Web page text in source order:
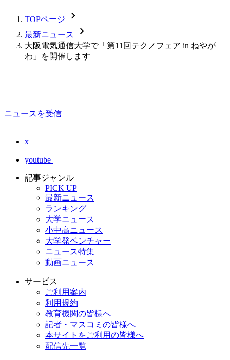
TOPページ chevron_forward
最新ニュース chevron_forward
大阪電気通信大学で「第11回テクノフェア in ねやが
わ」を開催します
ニュースを受信
x
youtube
記事ジャンル
PICK UP
最新ニュース
ランキング
大学ニュース
小中高ニュース
大学発ベンチャー
ニュース特集
動画ニュース
サービス
ご利用案内
利用規約
教育機関の皆様へ
記者・マスコミの皆様へ
本サイトをご利用の皆様へ
配信先一覧